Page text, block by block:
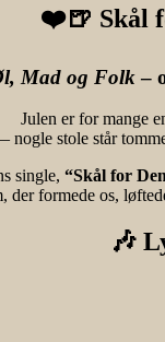
❤️🍺 Skål
Mad og Folk–
Julen er for mange
stole står
single, “Skål for
formede os,
🎶